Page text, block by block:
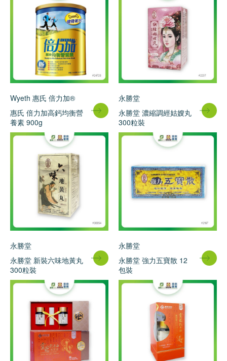
Wyeth 惠氏 倍力加®
惠氏 倍力加高鈣均衡營
養素 900g
永勝堂
永勝堂 濃縮調經姑嫂丸
300粒裝
永勝堂
永勝堂 新裝六味地黃丸
300粒裝
永勝堂
永勝堂 強力五寶散 12
包裝